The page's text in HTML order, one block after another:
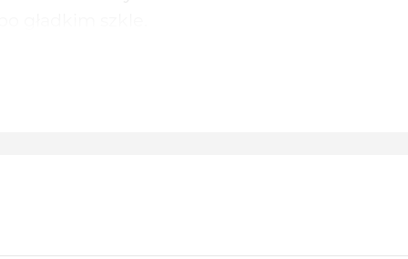
gładkim szkle.
FlexibleGlass™!